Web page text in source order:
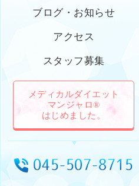
ブログ・お知らせ
アクセス
スタッフ募集
メディカルダイエット
マンジャロ®
はじめました。